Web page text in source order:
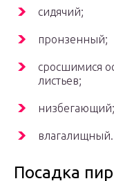
сидячий;
пронзенный;
сросшимися
листьев;
низбегающий;
влагалищный.
Посадка